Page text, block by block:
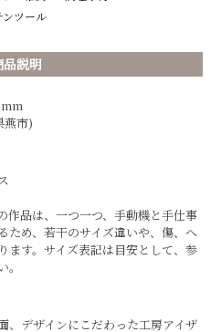
ンツール
品説明
燕市)
作品は、一つ一つ、手動機と手仕事
ため、若干のサイズ違いや、傷、へ
ます。サイズ表記は目安として、参
、デザインにこだわった工房アイザ